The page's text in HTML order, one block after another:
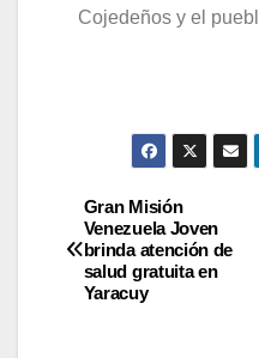
Cojedeños y el
Gran Misión
Venezuela Joven
brinda atención de
salud gratuita en
Yaracuy